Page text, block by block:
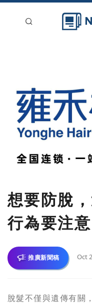
登入
刊登
想要防脫
行為要注意
推廣新聞稿 Oct
脫髮不僅與遺傳有關